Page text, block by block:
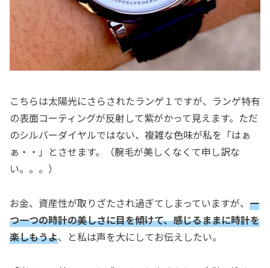
こちらは太陽光にさらされたランゲ１ですが、ランゲ特有
の表面コーティングが反射して紫がかって見えます。ただ
のシルバーダイヤルではない、複雑な色味が私を「はぁ
ぁ・・」とさせます。（腕毛が美しくなくて申し訳な
い。。。）
お金、資産性が取りざたされ過ぎてしまっていますが、 一
つ一つの時計の美しさに目を傾けて、感じるままに時計を
楽しもうよ、と私は声を大にしてお伝えしたい。